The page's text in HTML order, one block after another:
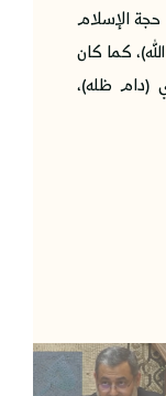
حجة الإسلام
كما كان
(دام ظله)،